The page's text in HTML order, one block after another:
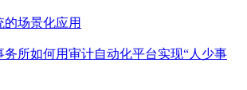
场景化应用
务所如何用审计自动化平台实现“人少事